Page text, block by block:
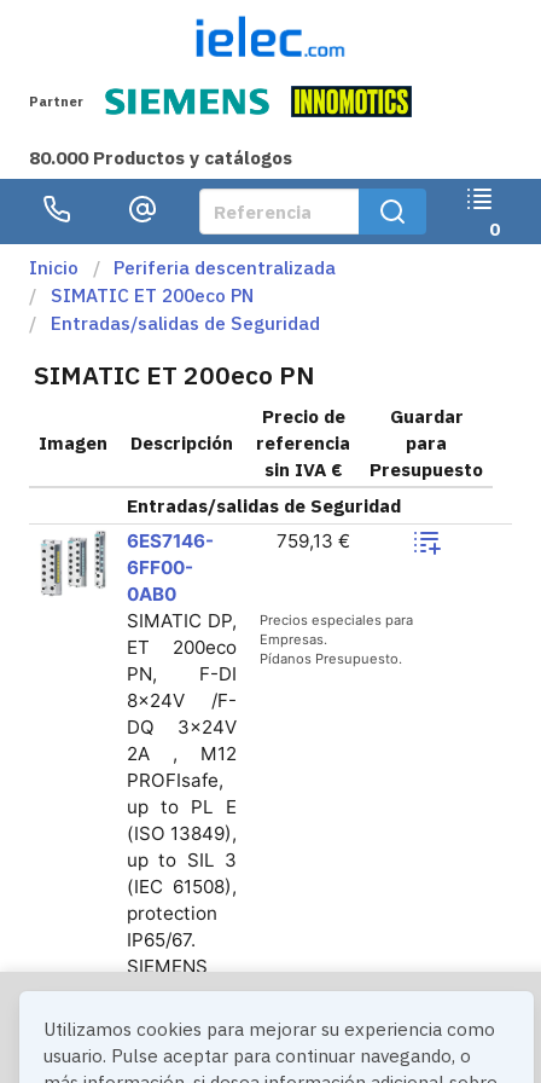
Partner
80.000 Productos y catálogos
0
Inicio
Periferia descentralizada
SIMATIC ET 200eco PN
Entradas/salidas de Seguridad
SIMATIC ET 200eco PN
Imagen Descripción
Precio de
referencia
sin IVA €
Guardar
para
Presupuesto
Entradas/salidas de Seguridad
6ES7146-
6FF00-
0AB0
759,13 €
SIMATIC DP,
ET 200eco
PN, F-DI
8x24V /F-
DQ 3x24V
2A , M12
PROFIsafe,
up to PL E
(ISO 13849),
up to SIL 3
(IEC 61508),
protection
IP65/67.
SIEMENS
Precios especiales para
Empresas.
Pídanos Presupuesto.
© 1999-2025 IELEC INDUSTRIA Y ELECTRICIDAD, S.L.
Utilizamos cookies para mejorar su experiencia como
usuario. Pulse aceptar para continuar navegando, o